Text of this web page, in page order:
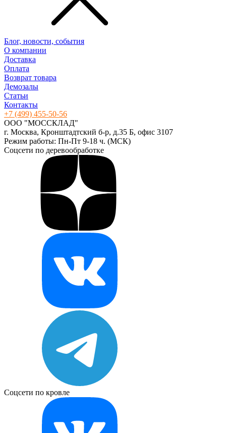
Блог, новости, события
О компании
Доставка
Оплата
Возврат товара
Демозалы
Статьи
Контакты
+7 (499) 455-50-56
ООО "МОССКЛАД"
г. Москва, Кронштадтский б-р, д.35 Б, офис 3107
Режим работы: Пн-Пт 9-18 ч. (МСК)
Соцсети по деревообработке
Соцсети по кровле